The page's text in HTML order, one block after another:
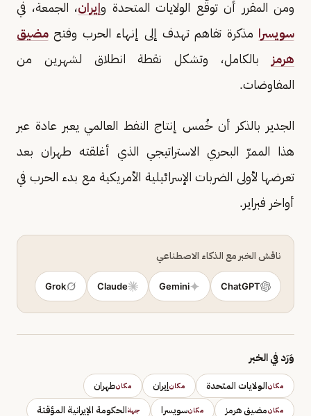
ومن المقرر أن توقّع الولايات المتحدة وإيران، الجمعة، في
سويسرا مذكرة تفاهم تهدف إلى إنهاء الحرب وفتح مضيق
هرمز بالكامل، وتشكل نقطة انطلاق لشهرين من
المفاوضات.
الجدير بالذكر أن خُمس إنتاج النفط العالمي يعبر عادة عبر
هذا الممرّ البحري الاستراتيجي الذي أغلقته طهران بعد
تعرضها لأولى الضربات الإسرائيلية الأمريكية مع بدء الحرب في
أواخر فبراير.
ناقش الخبر مع الذكاء الاصطناعي
ChatGPT
Gemini
Claude
Grok
وَرَد في الخبر
مكانالولايات المتحدة مكانإيران مكانطهران
مكانمضيق هرمز مكانسويسرا جهةالحكومة الإيرانية المؤقتة